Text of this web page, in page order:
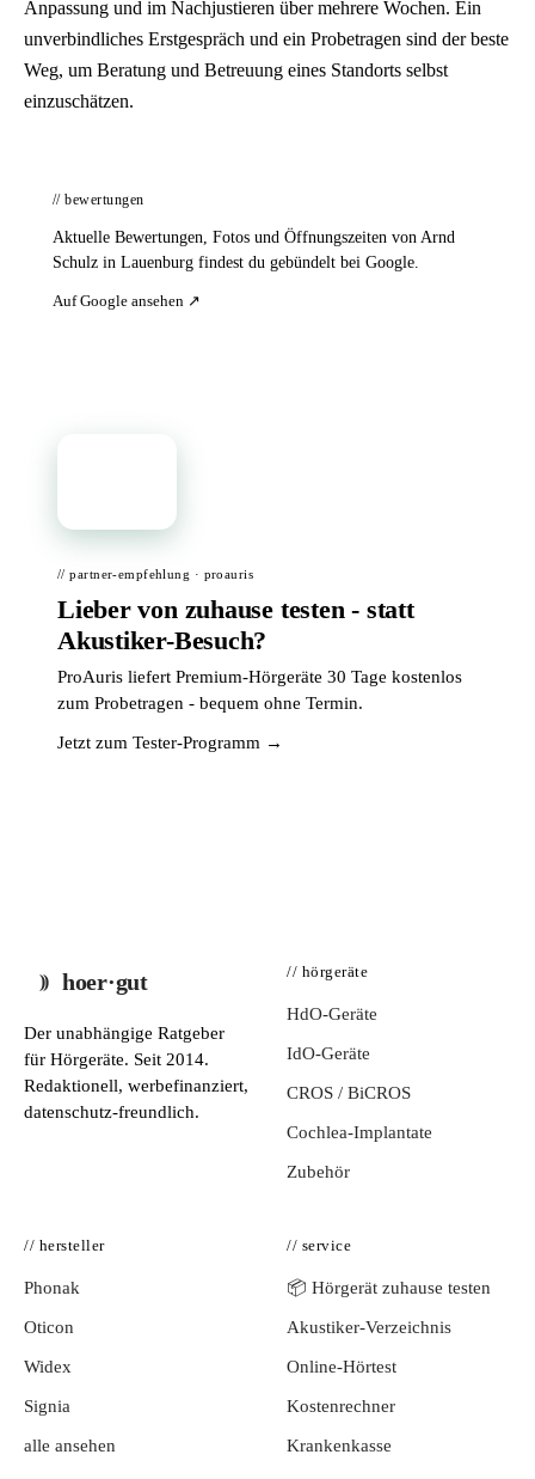
Anpassung und im Nachjustieren über mehrere Wochen. Ein
unverbindliches Erstgespräch und ein Probetragen sind der beste
Weg, um Beratung und Betreuung eines Standorts selbst
einzuschätzen.
// bewertungen
Aktuelle Bewertungen, Fotos und Öffnungszeiten von Arnd
Schulz in Lauenburg findest du gebündelt bei Google.
Auf Google ansehen ↗
// partner-empfehlung · proauris
Lieber von zuhause testen - statt
Akustiker-Besuch?
ProAuris liefert Premium-Hörgeräte 30 Tage kostenlos
zum Probetragen - bequem ohne Termin.
Jetzt zum Tester-Programm →
hoer·gut
Der unabhängige Ratgeber
für Hörgeräte. Seit 2014.
Redaktionell, werbefinanziert,
datenschutz-freundlich.
// hörgeräte
HdO-Geräte
IdO-Geräte
CROS / BiCROS
Cochlea-Implantate
Zubehör
// hersteller
Phonak
Oticon
Widex
Signia
alle ansehen
// service
📦 Hörgerät zuhause testen
Akustiker-Verzeichnis
Online-Hörtest
Kostenrechner
Krankenkasse